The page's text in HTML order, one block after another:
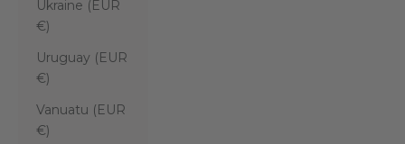
Ukraine (EUR
€)
Uruguay (EUR
€)
Vanuatu (EUR
€)